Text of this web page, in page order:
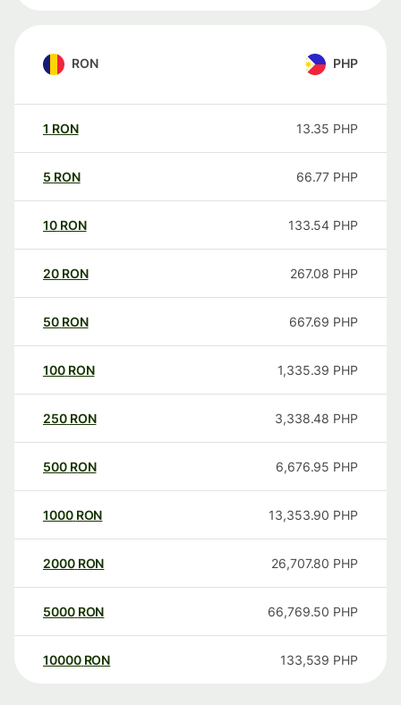
RON PHP
1 RON 13.35 PHP
5 RON 66.77 PHP
10 RON 133.54 PHP
20 RON 267.08 PHP
50 RON 667.69 PHP
100 RON 1,335.39 PHP
250 RON 3,338.48 PHP
500 RON 6,676.95 PHP
1000 RON 13,353.90 PHP
2000 RON 26,707.80 PHP
5000 RON 66,769.50 PHP
10000 RON 133,539 PHP